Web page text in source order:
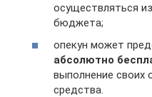
осуществляться
бюджета;
опекун может
абсолютно
выполнение своих
средства.